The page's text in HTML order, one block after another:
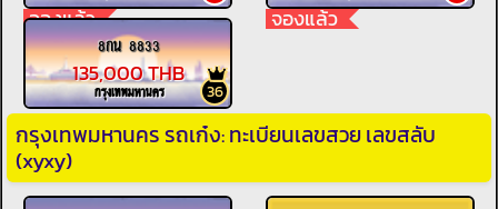
จองแล้ว จองแล้ว
8กน 8833
36
135,000 THB
กรุงเทพมหานคร
กรุงเทพมหานคร รถเก๋ง: ทะเบียนเลขสวย เลขสลับ
(xyxy)